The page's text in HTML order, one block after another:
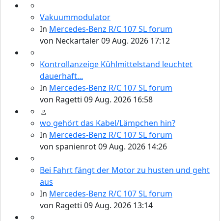
Vakuummodulator
In Mercedes-Benz R/C 107 SL forum
von Neckartaler09 Aug. 2026 17:12
Kontrollanzeige Kühlmittelstand leuchtet
dauerhaft...
In Mercedes-Benz R/C 107 SL forum
von Ragetti 09 Aug. 2026 16:58
wo gehört das Kabel/Lämpchen hin?
In Mercedes-Benz R/C 107 SL forum
von spanienrot09 Aug. 2026 14:26
Bei Fahrt fängt der Motor zu husten und geht
aus
In Mercedes-Benz R/C 107 SL forum
von Ragetti 09 Aug. 2026 13:14